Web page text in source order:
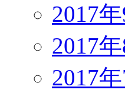
2017
2017
2017